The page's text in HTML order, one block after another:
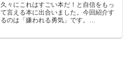
久々にこれはすごい本だ！と自信をもっ
て言える本に出合いました。今回紹介す
るのは「嫌われる勇気」です。